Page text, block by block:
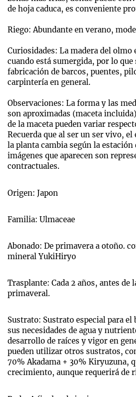
de hoja caduca, es conveniente
Riego: Abundante en verano,
Curiosidades: La madera del olmo
cuando está sumergida, por lo que
fabricación de barcos, puentes,
carpintería en general.
Observaciones: La forma y las
son aproximadas (maceta
de la maceta pueden variar
Recuerda que al ser un ser vivo, el
la planta cambia según la
imágenes que aparecen son
contractuales.
Origen: Japon
Familia: Ulmaceae
Abonado: De primavera a otoño.
mineral YukiHiryo
Trasplante: Cada 2 años, antes de
primaveral.
Sustrato: Sustrato especial para el
sus necesidades de agua y
desarrollo de raíces y vigor en
pueden utilizar otros sustratos,
70% Akadama + 30% Kiryuzuna,
crecimiento, aunque requerirá de